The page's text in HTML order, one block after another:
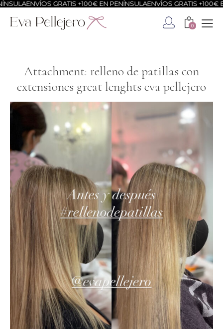
ENVÍOS GRATIS +100€ EN PENÍNSULAENVÍOS GRATIS +100€
0
Attachment: relleno de patillas con
extensiones great lenghts eva pellejero